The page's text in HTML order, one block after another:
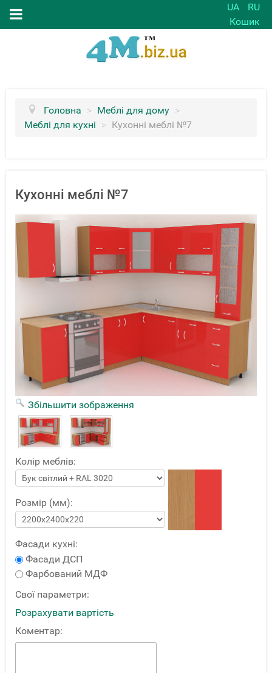
UA
RU
Кошик
Головна > Меблі для дому >
Меблі для кухні > Кухонні меблі №7
Кухонні меблі №7
Збільшити зображення
Колір меблів:
Розмір (мм):
Фасади кухні:
Фасади ДСП
Фарбований МДФ
Свої параметри:
Розрахувати вартість
Коментар: